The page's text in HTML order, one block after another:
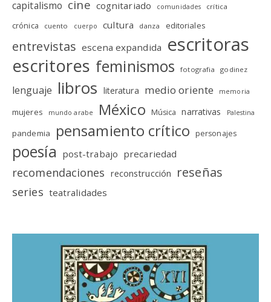
capitalismo cine cognitariado comunidades crítica
crónica cuento cuerpo cultura danza editoriales
entrevistas escena expandida escritoras
escritores feminismos fotografia godinez
lenguaje libros literatura medio oriente memoria
mujeres mundo arabe México Música narrativas Palestina
pandemia pensamiento crítico personajes
poesía post-trabajo precariedad
recomendaciones reconstrucción reseñas
series teatralidades